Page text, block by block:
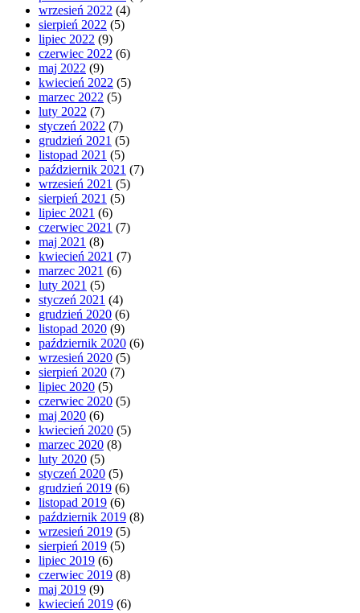
wrzesień 2022 (4)
sierpień 2022 (5)
lipiec 2022 (9)
czerwiec 2022 (6)
maj 2022 (9)
kwiecień 2022 (5)
marzec 2022 (5)
luty 2022 (7)
styczeń 2022 (7)
grudzień 2021 (5)
listopad 2021 (5)
październik 2021 (7)
wrzesień 2021 (5)
sierpień 2021 (5)
lipiec 2021 (6)
czerwiec 2021 (7)
maj 2021 (8)
kwiecień 2021 (7)
marzec 2021 (6)
luty 2021 (5)
styczeń 2021 (4)
grudzień 2020 (6)
listopad 2020 (9)
październik 2020 (6)
wrzesień 2020 (5)
sierpień 2020 (7)
lipiec 2020 (5)
czerwiec 2020 (5)
maj 2020 (6)
kwiecień 2020 (5)
marzec 2020 (8)
luty 2020 (5)
styczeń 2020 (5)
grudzień 2019 (6)
listopad 2019 (6)
październik 2019 (8)
wrzesień 2019 (5)
sierpień 2019 (5)
lipiec 2019 (6)
czerwiec 2019 (8)
maj 2019 (9)
kwiecień 2019 (6)